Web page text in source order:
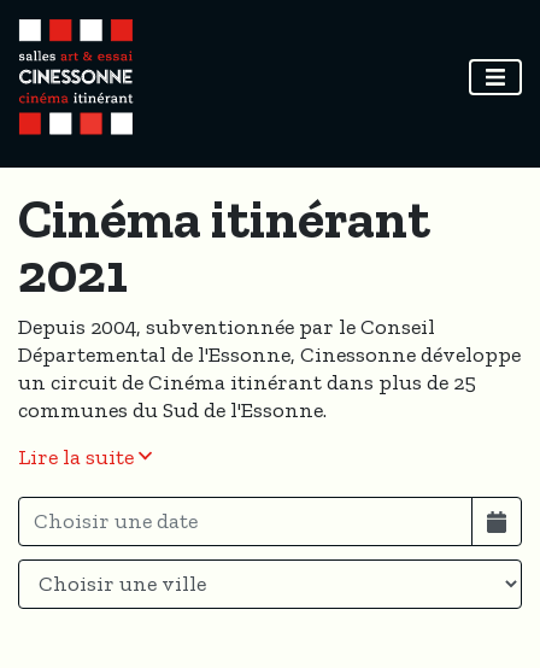
Cinéma itinérant
2021
Depuis 2004, subventionnée par le Conseil
Départemental de l'Essonne, Cinessonne développe
un circuit de Cinéma itinérant dans plus de 25
communes du Sud de l'Essonne.
Lire la suite